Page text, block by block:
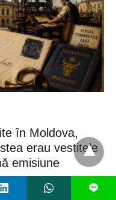
în Moldova,
erau vestitele
emisiune
poștală românească,
L